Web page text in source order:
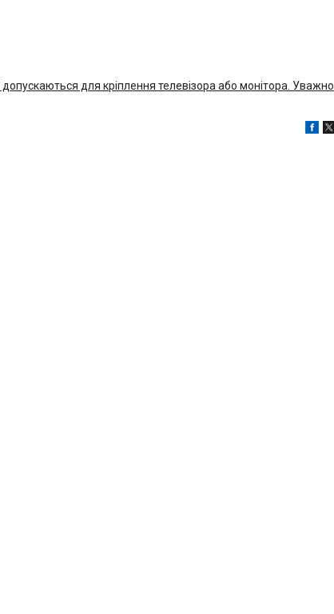
допускаються для кріплення телевізора або монітора. Уважно